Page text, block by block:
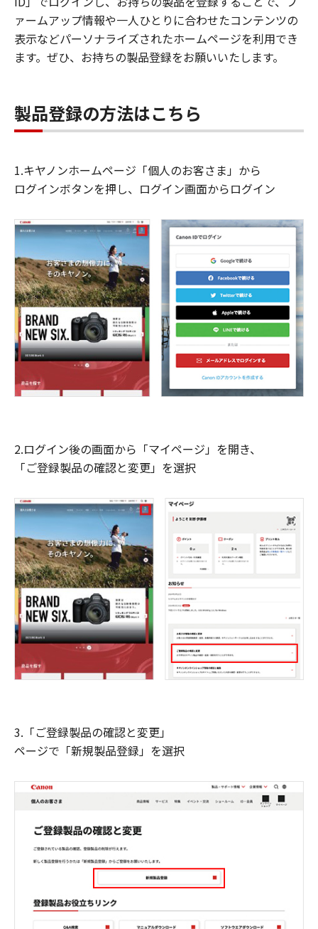
ァームアップ情報や一人ひとりに合わせたコンテンツの
表示などパーソナライズされたホームページを利用でき
ます。ぜひ、お持ちの製品登録をお願いいたします。
製品登録の方法はこちら
1.キヤノンホームページ「個人のお客さま」から
ログインボタンを押し、ログイン画面からログイン
2.ログイン後の画面から「マイページ」を開き、
「ご登録製品の確認と変更」を選択
3.「ご登録製品の確認と変更」
ページで「新規製品登録」を選択